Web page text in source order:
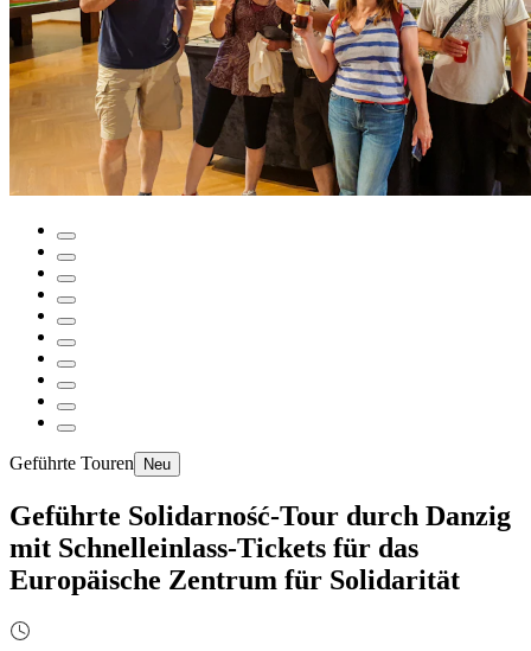
Geführte Touren Neu
Geführte Solidarność-Tour durch Danzig
mit Schnelleinlass-Tickets für das
Europäische Zentrum für Solidarität